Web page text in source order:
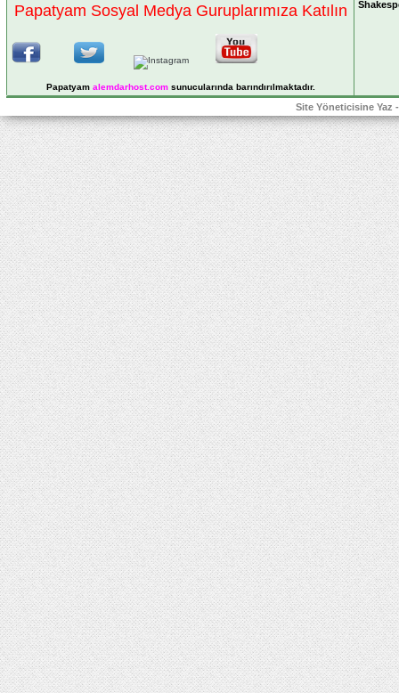
Papatyam Sosyal Medya Guruplarımıza Katılın
Papatyam alemdarhost.comsunucularında barındırılmaktadır.
Site Yöneticisine Yaz